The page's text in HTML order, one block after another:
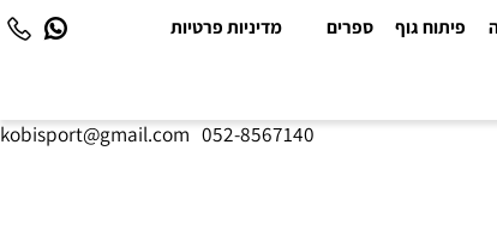
פיתוח גוף ספרים מדיניות פרטיות
kobisport@gmail.com |052-8567140